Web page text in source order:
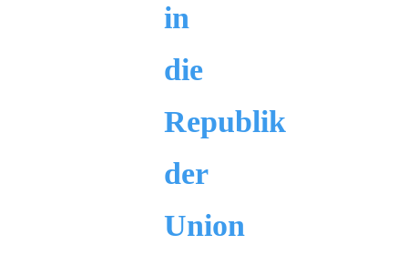
in
die
Republik
der
Union